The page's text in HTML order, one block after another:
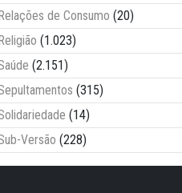
Relações de Consumo (20)
Religião (1.023)
(2.151)
(315)
(14)
Versão (228)